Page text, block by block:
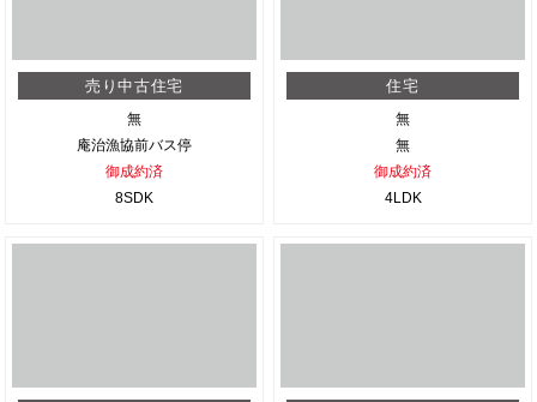
売り中古住宅
無
庵治漁協前バス停
御成約済
8SDK
住宅
無
無
御成約済
4LDK